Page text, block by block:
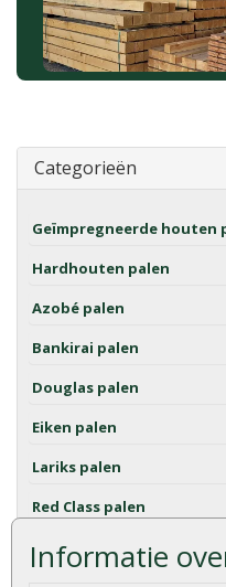
Informatie
Categorieën
Geïmpregneerde houten
Hardhouten palen
Azobé palen
Bankirai palen
Douglas palen
Eiken palen
Lariks palen
Red Class palen
Bamboestokken